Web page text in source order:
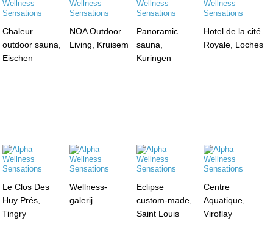
Chaleur
outdoor sauna,
Eischen
NOA Outdoor
Living, Kruisem
Panoramic
sauna,
Kuringen
Hotel de la cité
Royale, Loches
Le Clos Des
Huy Prés,
Tingry
Wellness-
galerij
Eclipse
custom-made,
Saint Louis
Centre
Aquatique,
Viroflay